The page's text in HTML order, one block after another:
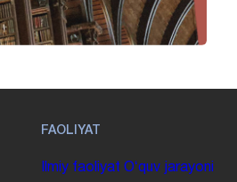
FAOLIYAT
Ilmiy faoliyat Oʻquv jarayoni